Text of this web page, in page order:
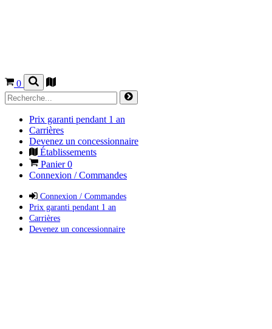
0
Prix garanti pendant 1 an
Carrières
Devenez un concessionnaire
Établissements
Panier0
Connexion / Commandes
Connexion / Commandes
Prix garanti pendant 1 an
Carrières
Devenez un concessionnaire